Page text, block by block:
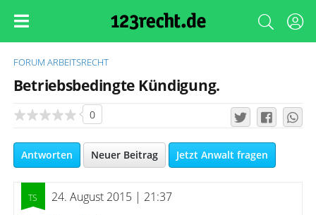
FORUM ARBEITSRECHT
Betriebsbedingte Kündigung.
0
Antworten Neuer Beitrag Jetzt Anwalt fragen
24. August 2015 | 21:37